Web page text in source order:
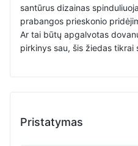
santūrus dizainas
prabangos prieskonio
Ar tai būtų apgalvotas
pirkinys sau, šis žiedas
Pristatymas